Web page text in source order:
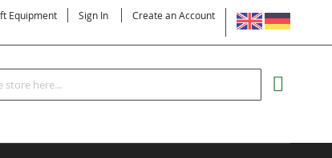
LANGUAGE
Equipment Sign In Create an Account
Search